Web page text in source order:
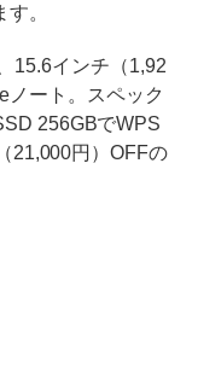
。
15.6インチ（1,92
ノート。スペック
256GBでWPS
21,000円）OFFの